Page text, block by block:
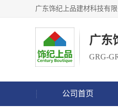
广东
GRG-
公司首页